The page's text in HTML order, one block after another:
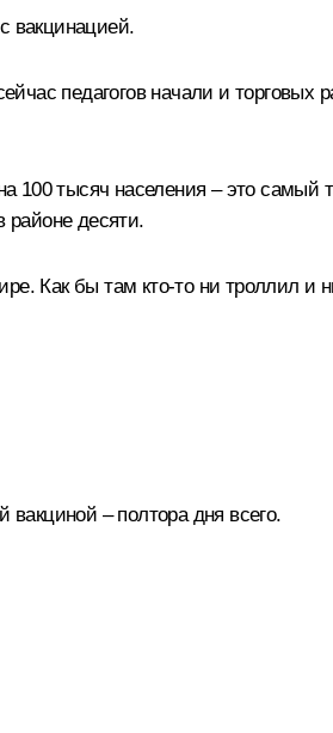
вакцинацией.
педагогов начали и торговых
100 тысяч населения – это самый
районе десяти.
Как бы там кто-то ни троллил и
вакциной – полтора дня всего.